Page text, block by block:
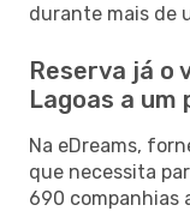
durante mais de
Reserva já o
Lagoas a um
Na eDreams,
que necessita
690 companhias